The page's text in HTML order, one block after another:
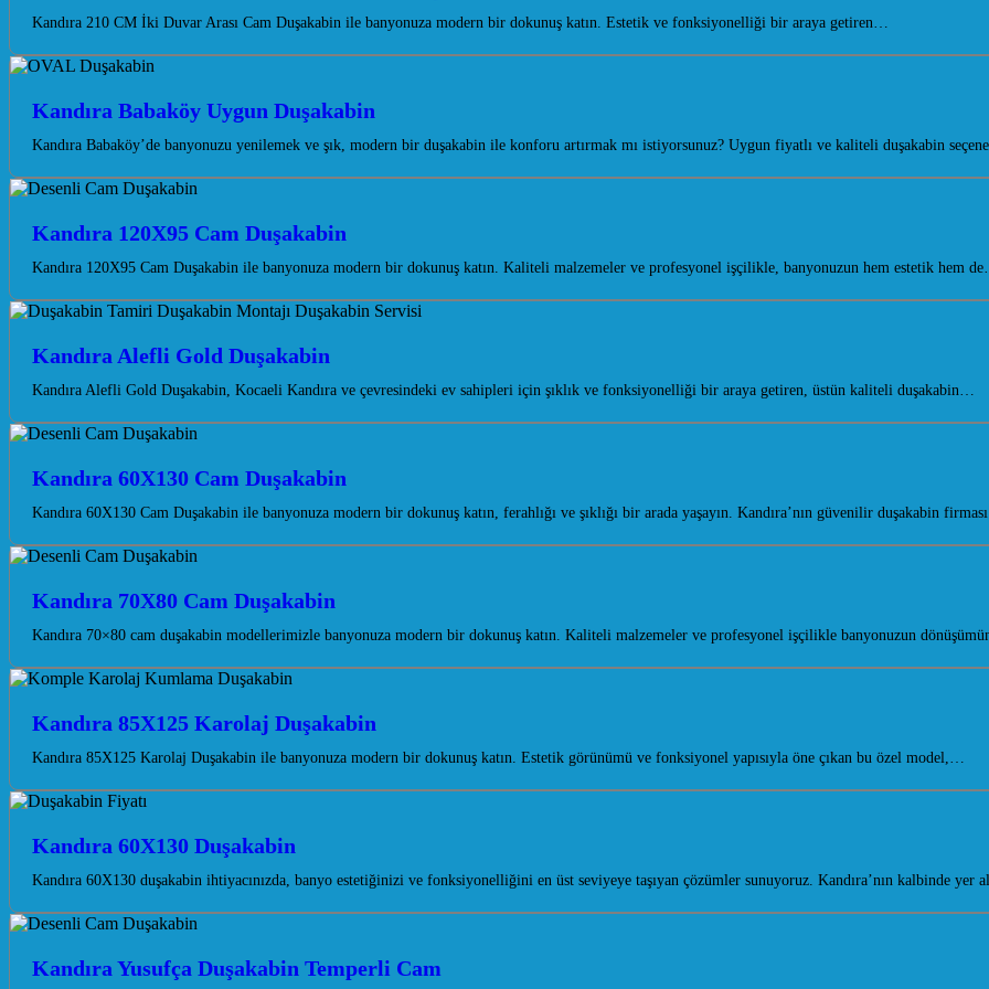
Kandıra 210 CM İki Duvar Arası Cam Duşakabin ile banyonuza modern bir dokunuş katın. Estetik ve fonksiyonelliği bir araya getiren…
Kandıra Babaköy Uygun Duşakabin
Kandıra Babaköy’de banyonuzu yenilemek ve şık, modern bir duşakabin ile konforu artırmak mı istiyorsunuz? Uygun fiyatlı ve kaliteli duşakabin
Kandıra 120X95 Cam Duşakabin
Kandıra 120X95 Cam Duşakabin ile banyonuza modern bir dokunuş katın. Kaliteli malzemeler ve profesyonel işçilikle, banyonuzun hem estetik hem
Kandıra Alefli Gold Duşakabin
Kandıra Alefli Gold Duşakabin, Kocaeli Kandıra ve çevresindeki ev sahipleri için şıklık ve fonksiyonelliği bir araya getiren, üstün kaliteli duşakabin…
Kandıra 60X130 Cam Duşakabin
Kandıra 60X130 Cam Duşakabin ile banyonuza modern bir dokunuş katın, ferahlığı ve şıklığı bir arada yaşayın. Kandıra’nın güvenilir duşakabin
Kandıra 70X80 Cam Duşakabin
Kandıra 70×80 cam duşakabin modellerimizle banyonuza modern bir dokunuş katın. Kaliteli malzemeler ve profesyonel işçilikle banyonuzun
Kandıra 85X125 Karolaj Duşakabin
Kandıra 85X125 Karolaj Duşakabin ile banyonuza modern bir dokunuş katın. Estetik görünümü ve fonksiyonel yapısıyla öne çıkan bu özel model,…
Kandıra 60X130 Duşakabin
Kandıra 60X130 duşakabin ihtiyacınızda, banyo estetiğinizi ve fonksiyonelliğini en üst seviyeye taşıyan çözümler sunuyoruz. Kandıra’nın kalbinde yer
Kandıra Yusufça Duşakabin Temperli Cam